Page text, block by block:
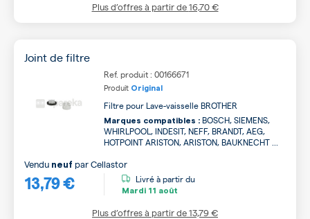
Plus d’offres à partir de16,70 €
Joint de filtre
Ref. produit : 00166671
Produit Original
Filtre pour Lave-vaisselle BROTHER
Marques compatibles : BOSCH, SIEMENS,
WHIRLPOOL, INDESIT, NEFF, BRANDT, AEG,
HOTPOINT ARISTON, ARISTON, BAUKNECHT ...
13,79 €
Vendu neuf parCellastor
Livré à partir du
Mardi 11 août
Plus d’offres à partir de13,79 €